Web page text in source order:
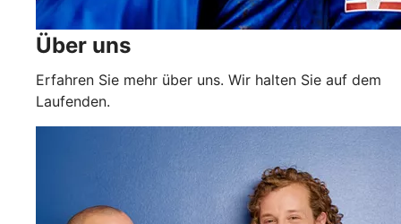
Über uns
Erfahren Sie mehr über uns. Wir halten Sie auf dem
Laufenden.